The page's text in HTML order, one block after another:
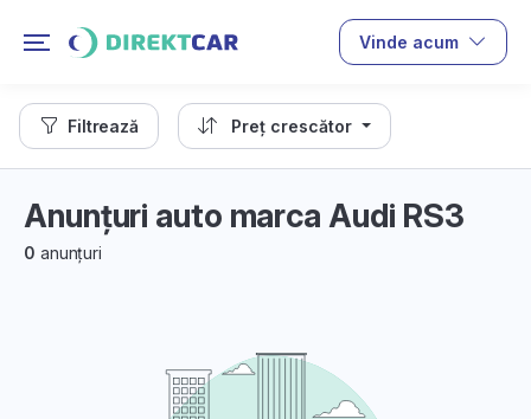
Vinde acum
Filtrează Preț crescător
Anunțuri auto marca Audi RS3
0 anunțuri